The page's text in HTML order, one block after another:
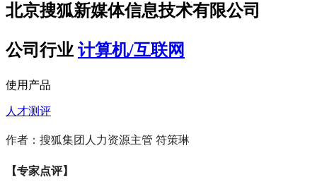
北京搜狐新媒体信息技术有限公司
公司行业 计算机/互联网
使用产品
人才测评
作者：搜狐集团人力资源主管 符策琳
【专家点评】